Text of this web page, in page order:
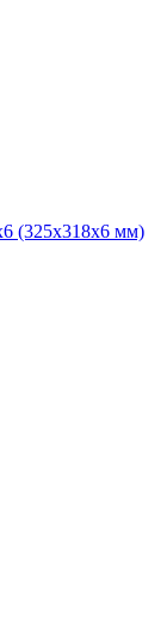
(325х318х6 мм)